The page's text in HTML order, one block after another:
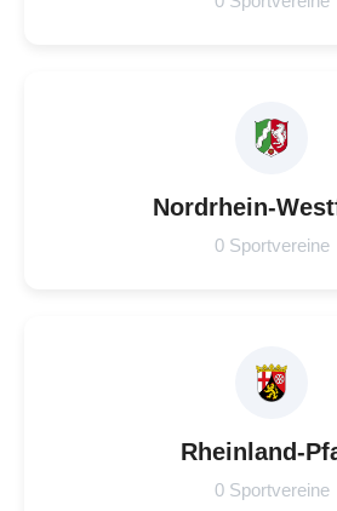
Nordrhein-
0 Sportvereine
Rheinland-
0 Sportvereine